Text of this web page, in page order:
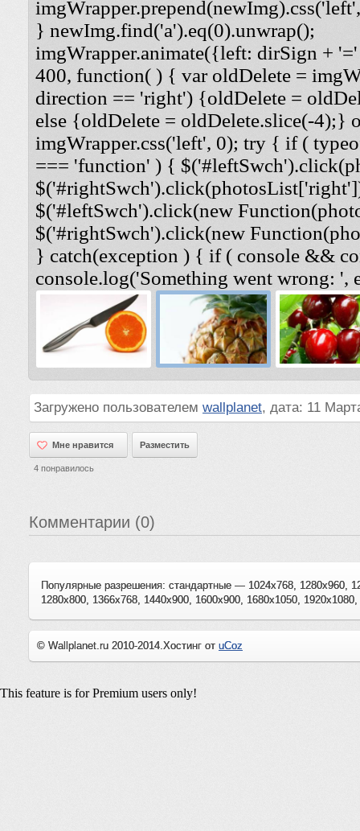
} newImg.find('a').eq(0).unwrap();
imgWrapper.animate({left: dirSign +
400, function( ) { var oldDelete =
direction == 'right') {oldDelete =
else {oldDelete = oldDelete.slice(-4);}
imgWrapper.css('left', 0); try { if (
=== 'function' ) {
$('#leftSwch').click(new
$('#rightSwch').click(new
} catch(exception ) { if ( console &&
console.log('Something went wrong:
Загружено пользователем wallplanet, дата: 11
Мне нравится
Мне нравится Разместить
4 понравилось
Комментарии (0)
Популярные разрешения: стандартные — 1024x768, 1280x960,
1280x800, 1366x768, 1440x900, 1600x900, 1680x1050,
© Wallplanet.ru 2010-2014.Хостинг от uCoz
This feature is for Premium users only!